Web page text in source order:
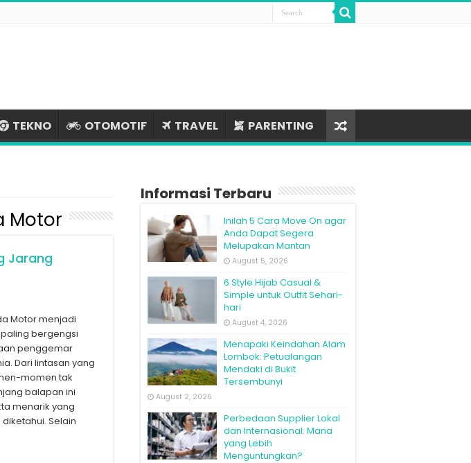
TEKNO OTOMOTIF TRAVEL PARENTING
Motor
Jarang
Motor menjadi
bergengsi
penggemar
Dari lintasan yang
momen tak
balapan ini
menarik yang
Selain
Informasi Terbaru
Inilah 5 Cara Move On agar
Anda Dapat Segera
Melupakan Mantan
August 5, 2026
6 Style Hijab Casual &
Simple untuk Outfit Sehari-
hari
August 4, 2026
Menapaki Keindahan Alam
Lombok: Petualangan
Mendaki di Bukit
Tersembunyi
August 2, 2026
Perbedaan Supplier Lokal
dan Internasional: Mana
yang Lebih
Menguntungkan?